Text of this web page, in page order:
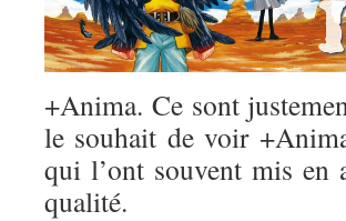
+Anima. Ce sont
le souhait de voir
qui l’ont souvent mis en
qualité.